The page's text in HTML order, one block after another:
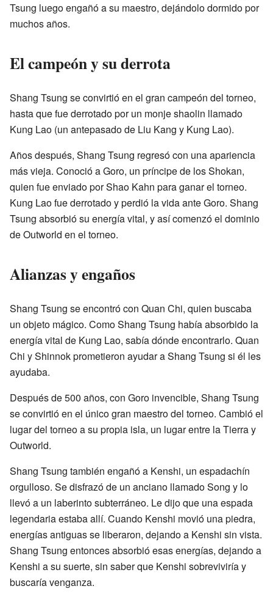
Tsung luego engañó a su maestro, dejándolo dormido por
muchos años.
El campeón y su derrota
Shang Tsung se convirtió en el gran campeón del torneo,
hasta que fue derrotado por un monje shaolin llamado
Kung Lao (un antepasado de Liu Kang y Kung Lao).
Años después, Shang Tsung regresó con una apariencia
más vieja. Conoció a Goro, un príncipe de los Shokan,
quien fue enviado por Shao Kahn para ganar el torneo.
Kung Lao fue derrotado y perdió la vida ante Goro. Shang
Tsung absorbió su energía vital, y así comenzó el dominio
de Outworld en el torneo.
Alianzas y engaños
Shang Tsung se encontró con Quan Chi, quien buscaba
un objeto mágico. Como Shang Tsung había absorbido la
energía vital de Kung Lao, sabía dónde encontrarlo. Quan
Chi y Shinnok prometieron ayudar a Shang Tsung si él les
ayudaba.
Después de 500 años, con Goro invencible, Shang Tsung
se convirtió en el único gran maestro del torneo. Cambió el
lugar del torneo a su propia isla, un lugar entre la Tierra y
Outworld.
Shang Tsung también engañó a Kenshi, un espadachín
orgulloso. Se disfrazó de un anciano llamado Song y lo
llevó a un laberinto subterráneo. Le dijo que una espada
legendaria estaba allí. Cuando Kenshi movió una piedra,
energías antiguas se liberaron, dejando a Kenshi sin vista.
Shang Tsung entonces absorbió esas energías, dejando a
Kenshi a su suerte, sin saber que Kenshi sobreviviría y
buscaría venganza.